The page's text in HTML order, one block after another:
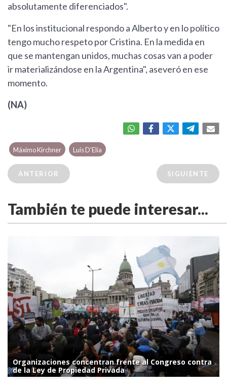
absolutamente diferenciados".
"En los institucional respondo a Alberto y en lo político
tengo mucho respeto por Cristina. En la medida en
que se mantengan unidos, muchas cosas van a poder
ir materializándose en la Argentina", aseveró en ese
momento.
(NA)
Máximo Kirchner Luis D'Elía
ANTERIOR SIGUIENTE
También te puede interesar...
Organizaciones concentran frente al Congreso contra
de la Ley de Propiedad Privada